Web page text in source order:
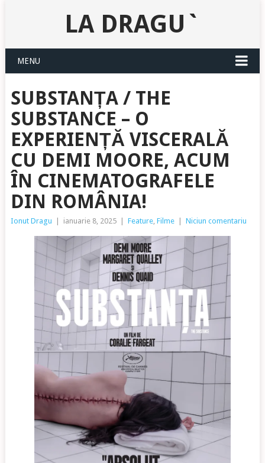
LA DRAGU`
MENU
SUBSTANȚA / THE
SUBSTANCE – O
EXPERIENȚĂ VISCERALĂ
CU DEMI MOORE, ACUM
ÎN CINEMATOGRAFELE
DIN ROMÂNIA!
Ionut Dragu ianuarie 8, 2025 Feature, Filme Niciun comentariu